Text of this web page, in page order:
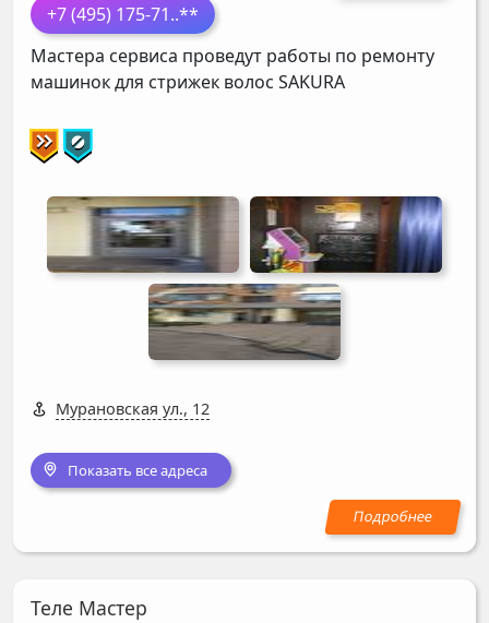
+7 (495) 175-71..**
Мастера сервиса проведут работы по ремонту
машинок для стрижек волос SAKURA
Мурановская ул., 12
Показать все адреса
Теле Мастер